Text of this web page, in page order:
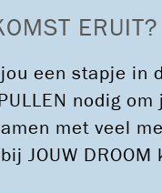
een stapje in
nodig
met veel
JOUW DROOM